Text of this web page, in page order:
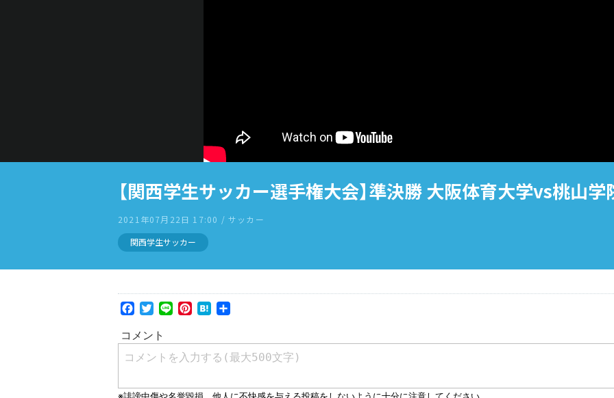
【関西学生サッカー選手権大会】準決勝 大阪体育大学vs桃山学
2021年07月22日 17:00 / サッカー
関西学生サッカー
Facebook
Twitter
LinePinterest
Hatena